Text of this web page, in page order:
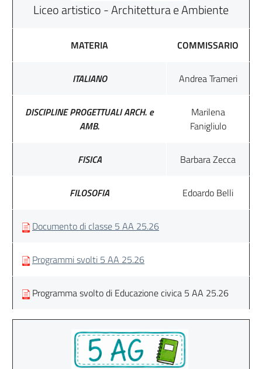
Liceo artistico - Architettura e Ambiente
MATERIA COMMISSARIO
ITALIANO Andrea Trameri
DISCIPLINE PROGETTUALI ARCH. e
AMB.
Marilena
Fanigliulo
FISICA Barbara Zecca
FILOSOFIA Edoardo Belli
Documento di classe 5 AA 25.26
Programmi svolti 5 AA 25.26
Programma svolto di Educazione civica 5 AA 25.26